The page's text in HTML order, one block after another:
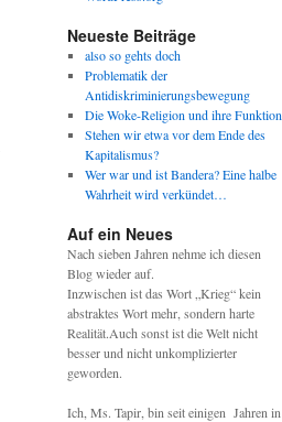
Neueste Beiträge
also so gehts doch
Problematik der
Antidiskriminierungsbewegung
Die Woke-Religion und ihre Funktion
Stehen wir etwa vor dem Ende des
Kapitalismus?
Wer war und ist Bandera? Eine halbe
Wahrheit wird verkündet…
Auf ein Neues
Nach sieben Jahren nehme ich diesen
Blog wieder auf.
Inzwischen ist das Wort „Krieg“ kein
abstraktes Wort mehr, sondern harte
Realität.Auch sonst ist die Welt nicht
besser und nicht unkomplizierter
geworden.
Ich, Ms. Tapir, bin seit einigen Jahren in